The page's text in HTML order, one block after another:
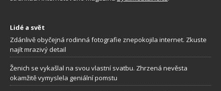
Lidé a svět
Zdánlivě obyčejná rodinná fotografie znepokojila internet. Zkuste
najít mrazivý detail
Ženich se vykašlal na svou vlastní svatbu. Zhrzená nevěsta
okamžitě vymyslela geniální pomstu